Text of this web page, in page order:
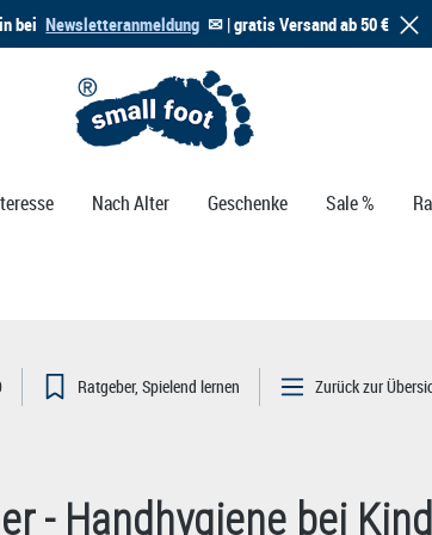
bei Newsletteranmeldung ✉ | gratis Versand ab 50 €
Nach Alter Geschenke Sale %
Ratgeber Spielend lernen Zurück zur
- Handhygiene bei